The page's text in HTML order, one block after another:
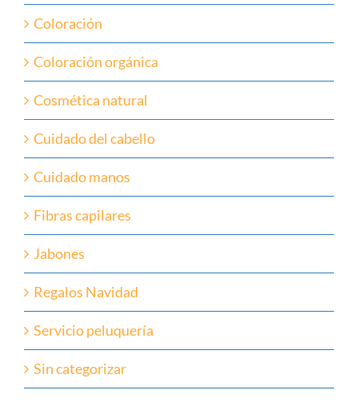
Coloración
Coloración orgánica
Cosmética natural
Cuidado del cabello
Cuidado manos
Fibras capilares
Jabones
Regalos Navidad
Servicio peluquería
Sin categorizar